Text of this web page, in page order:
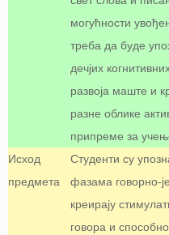
могућности
треба да буде
дечјих
развоја маште и
разне облике
припреме за
Исход
предмета
Студенти су
фазама говорно-
креирају
говора и